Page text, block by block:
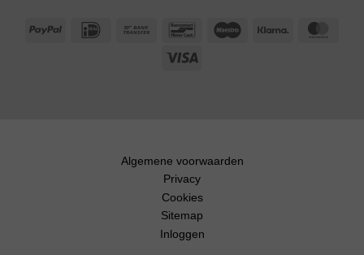
PayPal IDeal
Bank
BancontactMaestro Klarna
Algemene voorwaarden
Privacy
Cookies
Sitemap
Inloggen